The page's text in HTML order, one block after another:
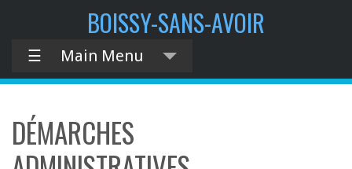
BOISSY-SANS-AVOIR
☰ Main Menu
DÉMARCHES